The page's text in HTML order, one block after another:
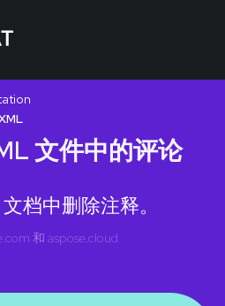
文件中的评论
档中删除注释。
和 aspose.cloud